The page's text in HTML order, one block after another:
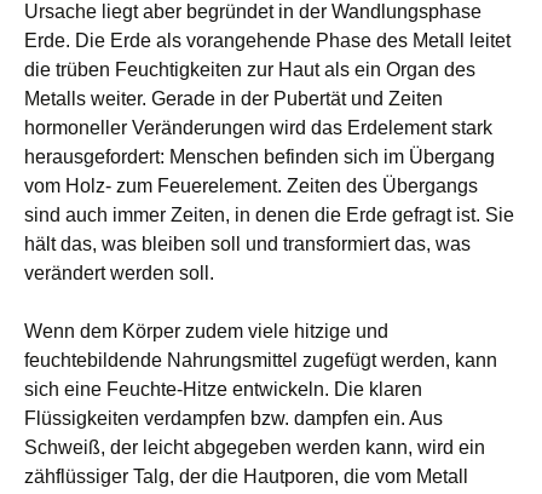
Ursache liegt aber begründet in der Wandlungsphase
Erde. Die Erde als vorangehende Phase des Metall leitet
die trüben Feuchtigkeiten zur Haut als ein Organ des
Metalls weiter. Gerade in der Pubertät und Zeiten
hormoneller Veränderungen wird das Erdelement stark
herausgefordert: Menschen befinden sich im Übergang
vom Holz- zum Feuerelement. Zeiten des Übergangs
sind auch immer Zeiten, in denen die Erde gefragt ist. Sie
hält das, was bleiben soll und transformiert das, was
verändert werden soll.
Wenn dem Körper zudem viele hitzige und
feuchtebildende Nahrungsmittel zugefügt werden, kann
sich eine Feuchte-Hitze entwickeln. Die klaren
Flüssigkeiten verdampfen bzw. dampfen ein. Aus
Schweiß, der leicht abgegeben werden kann, wird ein
zähflüssiger Talg, der die Hautporen, die vom Metall